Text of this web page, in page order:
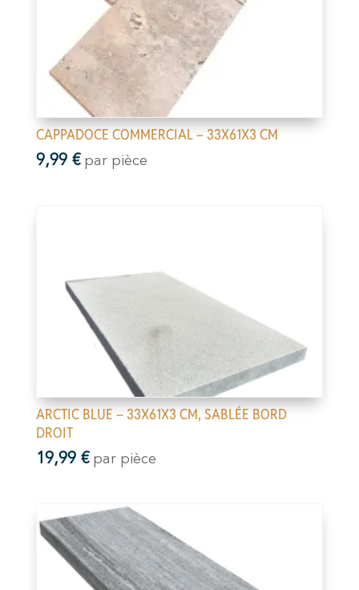
CAPPADOCE COMMERCIAL – 33X61X3 CM
9,99 € par pièce
ARCTIC BLUE – 33X61X3 CM, SABLÉE BORD
DROIT
19,99 € par pièce